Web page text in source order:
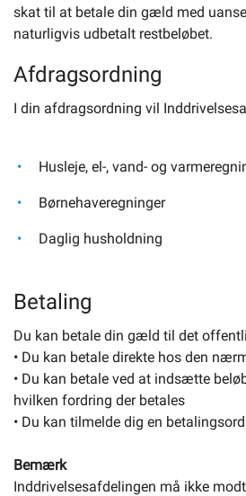
skat til at betale din gæld med
naturligvis udbetalt restbeløbet.
Afdragsordning
I din afdragsordning vil
Husleje, el-, vand- og
Børnehaveregninger
Daglig husholdning
Betaling
Du kan betale din gæld til det
• Du kan betale direkte hos den
• Du kan betale ved at indsætte
hvilken fordring der betales
• Du kan tilmelde dig en
Bemærk
Inddrivelsesafdelingen må ikke